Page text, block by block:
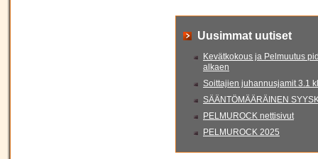
Uusimmat uutiset
Kevätkokous ja Pelmuutus
alkaen
Soittajien juhannusjamit 3.1
SÄÄNTÖMÄÄRÄINEN
PELMUROCK nettisivut
PELMUROCK 2025